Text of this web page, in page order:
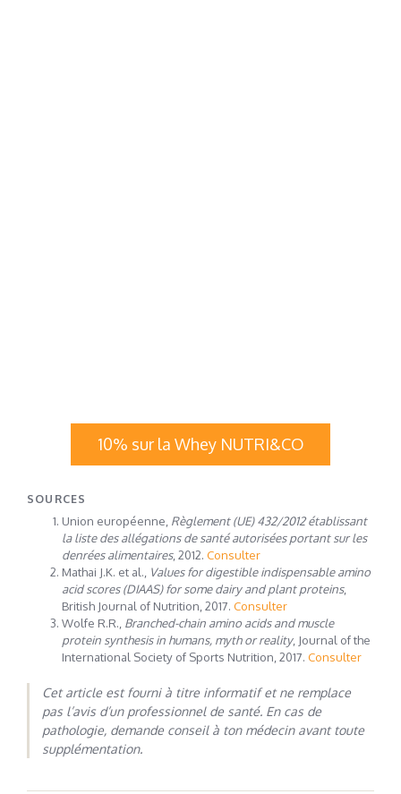
10% sur la Whey NUTRI&CO
SOURCES
Union européenne, Règlement (UE) 432/2012 établissant
la liste des allégations de santé autorisées portant sur les
denrées alimentaires, 2012.Consulter
Mathai J.K. et al., Values for digestible indispensable amino
acid scores (DIAAS) for some dairy and plant proteins,
British Journal of Nutrition, 2017.Consulter
Wolfe R.R., Branched-chain amino acids and muscle
protein synthesis in humans, myth or reality, Journal of the
International Society of Sports Nutrition, 2017.Consulter
Cet article est fourni à titre informatif et ne remplace
pas l’avis d’un professionnel de santé. En cas de
pathologie, demande conseil à ton médecin avant toute
supplémentation.